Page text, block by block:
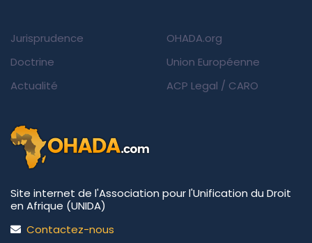
Jurisprudence
Doctrine
Actualité
OHADA.org
Union Européenne
ACP Legal / CARO
Site internet de l'Association pour l'Unification du Droit
en Afrique (UNIDA)
Contactez-nous